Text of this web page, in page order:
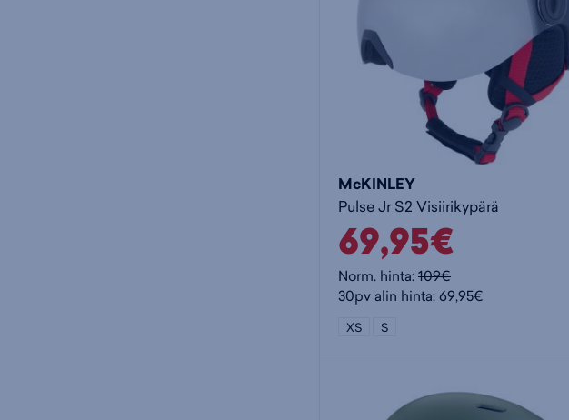
McKINLEY
Pulse Jr S2 Visiirikypärä
69,95€
Norm. hinta:109€
30pv alin hinta: 69,95€
XS S